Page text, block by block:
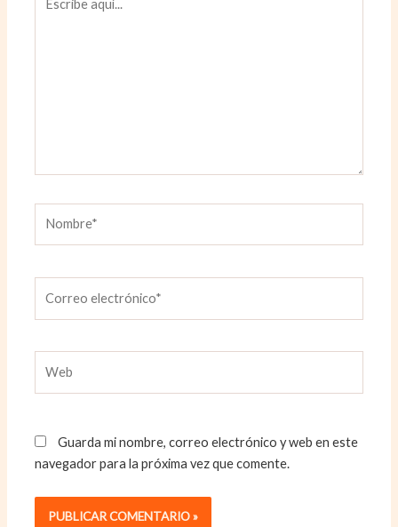
aquí...
electrónico*
Guarda mi nombre, correo electrónico y web en este
navegador para la próxima vez que comente.